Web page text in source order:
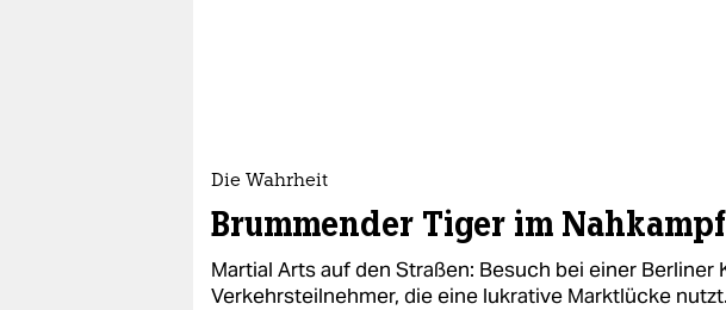
Die Wahrheit
Brummender Tiger im Nahkampf
Martial Arts auf den Straßen: Besuch bei einer Berliner
Verkehrsteilnehmer, die eine lukrative Marktlücke nutzt.